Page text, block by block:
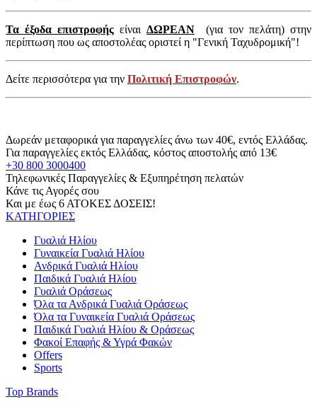
Τα έξοδα επιστροφής είναι ΔΩΡΕΑΝ (για τον πελάτη) στην
περίπτωση που ως αποστολέας οριστεί η "Γενική Ταχυδρομική"!
Δείτε περισσότερα για την Πολιτική Επιστροφών.
Δωρεάν μεταφορικά για παραγγελίες άνω των 40€, εντός Ελλάδας.
Για παραγγελίες εκτός Ελλάδας, κόστος αποστολής από 13€
+30 800 3000400
Τηλεφωνικές Παραγγελίες & Εξυπηρέτηση πελατών
Κάνε τις Αγορές σου
Και με έως 6 ΑΤΟΚΕΣ ΔΟΣΕΙΣ!
ΚΑΤΗΓΟΡΙΕΣ
Γυαλιά Ηλίου
Γυναικεία Γυαλιά Ηλίου
Ανδρικά Γυαλιά Ηλίου
Παιδικά Γυαλιά Ηλίου
Γυαλιά Οράσεως
Όλα τα Ανδρικά Γυαλιά Οράσεως
Όλα τα Γυναικεία Γυαλιά Οράσεως
Παιδικά Γυαλιά Ηλίου & Οράσεως
Φακοί Επαφής & Υγρά Φακών
Offers
Sports
Top Brands